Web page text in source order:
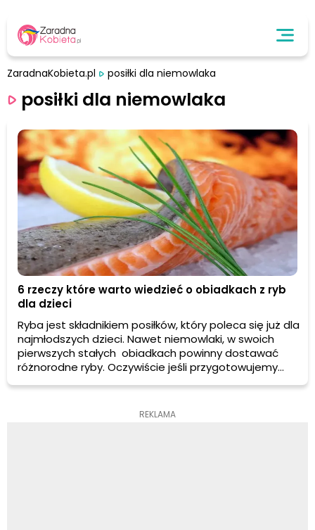
ZaradnaKobieta.pl posiłki dla niemowlaka
posiłki dla niemowlaka
6 rzeczy które warto wiedzieć o obiadkach z ryb
dla dzieci
Ryba jest składnikiem posiłków, który poleca się już dla
najmłodszych dzieci. Nawet niemowlaki, w swoich
pierwszych stałych obiadkach powinny dostawać
różnorodne ryby. Oczywiście jeśli przygotowujemy
jedzenie samodzielnie najbardziej wskazany jest
ości, których nie wolno podawać maluchowi.
REKLAMA